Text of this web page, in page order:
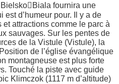
fournira une
d’humeur pour. Il y a de
attractions comme le parc à
sauvages. Sur les pentes de
de la Vistule (Vistule), la
de l’église évangélique
montagneuse est plus forte
Touché la piste avec guide
Klimczok (1117 m d’altitude)